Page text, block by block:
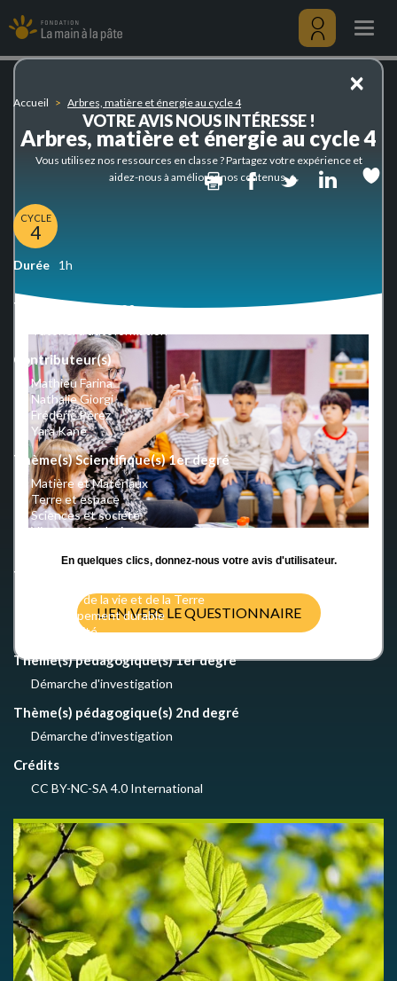
matière
énergie
cycle
au
contenu
principal
Menu
Accueil Arbres, matière et énergie au cycle 4
Arbres, matière et énergie au cycle 4
PrintFacebook
Twitter
CYCLE
4
Durée 1h
Type de ressources
Contributeur(s)
Mathieu Farina
Nathalie Giorgi
Frédéric Pérez
Yara Kane
Thème(s) Scientifique(s) 1er degré
Matière et Matériaux
Terre et espace
Sciences et société
Vivant et évolution
Thème(s) Scientifique(s) 2nd degré
Sciences de la vie et de la Terre
Développement durable
Biodiversité
Thème(s) pédagogique(s) 1er degré
Démarche d'investigation
Thème(s) pédagogique(s) 2nd degré
Démarche d'investigation
Crédits
CC BY-NC-SA 4.0 International
×
VOTRE AVIS NOUS INTÉRESSE !
Vous utilisez nos ressources en classe ? Partagez votre expérience et
aidez-nous à améliorer nos contenus.
En quelques clics, donnez-nous votre avis d'utilisateur.
LIEN VERS LE QUESTIONNAIRE